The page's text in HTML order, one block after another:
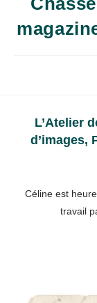
L’Atelier
d’images,
Céline est
travail